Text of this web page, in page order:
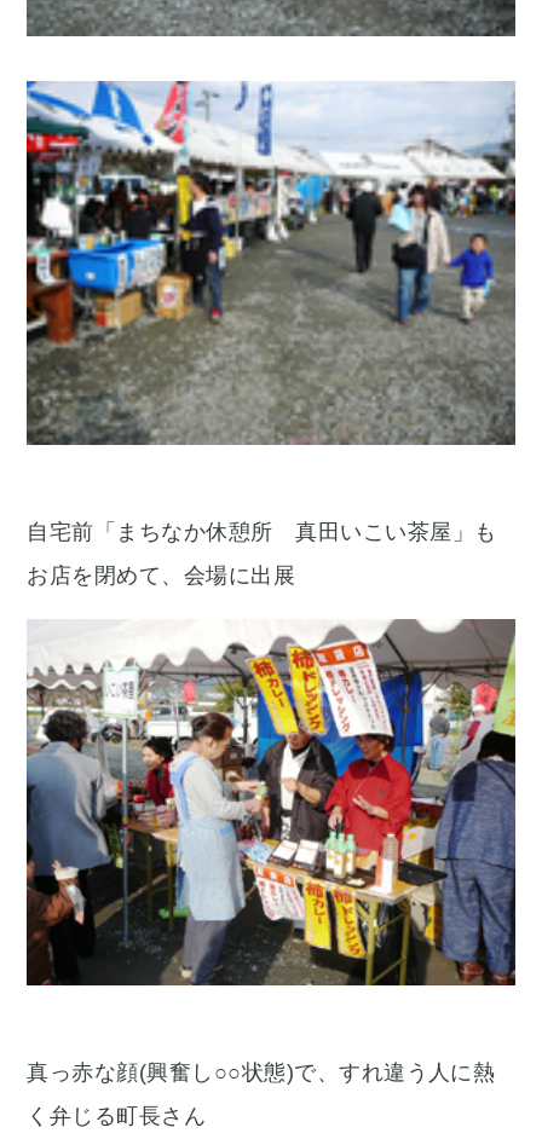
自宅前「まちなか休憩所 真田いこい茶屋」も
お店を閉めて、会場に出展
真っ赤な顔(興奮し○○状態)で、すれ違う人に熱
く弁じる町長さん